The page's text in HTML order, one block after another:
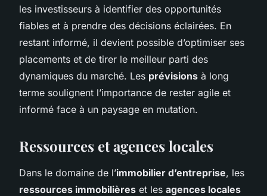
les investisseurs à identifier des opportunités
fiables et à prendre des décisions éclairées. En
restant informé, il devient possible d’optimiser ses
placements et de tirer le meilleur parti des
dynamiques du marché. Les prévisions à long
terme soulignent l’importance de rester agile et
informé face à un paysage en mutation.
Ressources et agences locales
Dans le domaine de l’immobilier d’entreprise, les
ressources immobilières et les agences locales